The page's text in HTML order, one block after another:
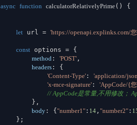
async function calculatorRelativelyPrime( ) {
let url = 'https://openapi.explinks.com/
const options = {
method : 'POST' ,
headers : {
'Content-Type' : 'application/
'x-mce-signature' : 'AppCode/{
// AppCode是常量,不用修改；
        },
body : { "number1" : 14 , "number2" :
    };